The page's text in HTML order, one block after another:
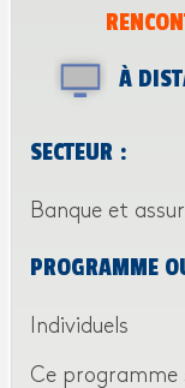
À
SECTEUR :
Banque et
PROGRAMME
Individuels
Ce programme